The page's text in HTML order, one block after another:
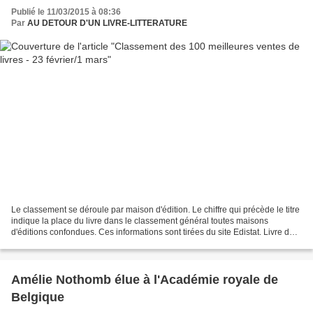
Publié le 11/03/2015 à 08:36
Par AU DETOUR D'UN LIVRE-LITTERATURE
Le classement se déroule par maison d'édition. Le chiffre qui précède le titre
indique la place du livre dans le classement général toutes maisons
d'éditions confondues. Ces informations sont tirées du site Edistat. Livre de
Amélie Nothomb élue à l'Académie royale de
Belgique